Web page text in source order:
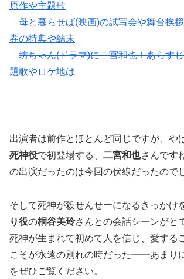
原作や主題歌
母と暮らせば(映画)の試写会や舞台挨
券の特典や結末
坊ちゃん(ドラマ)に二宮和也！あらす
題歌やロケ地は
出演者は前作とほとんど同じですが、や
死神役で初登場する、 二宮和也さんです
の出演だったのは今回の伏線だったので
そして死神が殺せんせーになるきっかけ
り役の桐谷美玲さんとの会話シーンがと
死神が生まれて初めて人を信じ、愛する
こそが永遠の別れの時だった━━あまり
をぜひご覧ください。